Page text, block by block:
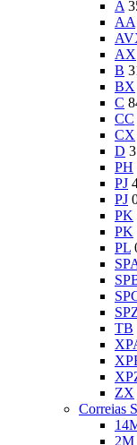
A
AA
AX
B
BX
C
CC
CX
D 3
PH
PJ
PJ
PK
PK
PL
TB
ZX
Correias
2M